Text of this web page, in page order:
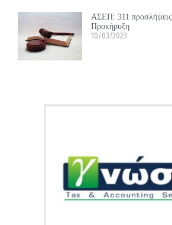
ΑΣΕΠ: 311 προσλήψεις
Προκήρυξη
10/03/2023